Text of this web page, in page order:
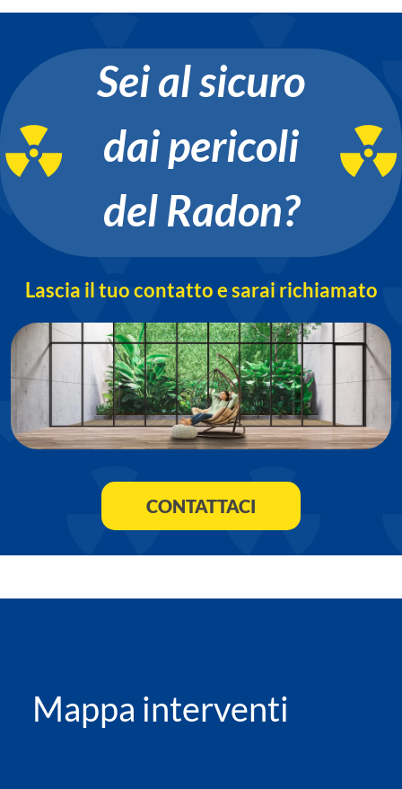
Sei al sicuro
dai pericoli
del Radon?
Lascia il tuo contatto e sarai richiamato
CONTATTACI
Mappa interventi